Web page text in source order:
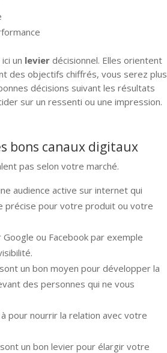
un levier décisionnel. Elles orientent
des objectifs chiffrés, vous serez plus
décisions suivant les résultats
sur un ressenti ou une impression.
bons canaux digitaux
pas selon votre marché.
audience active sur internet qui
précise pour votre produit ou votre
ou Facebook par exemple
sont un bon moyen pour développer la
des personnes qui ne vous
à pour nourrir la relation avec votre
un bon levier pour élargir votre